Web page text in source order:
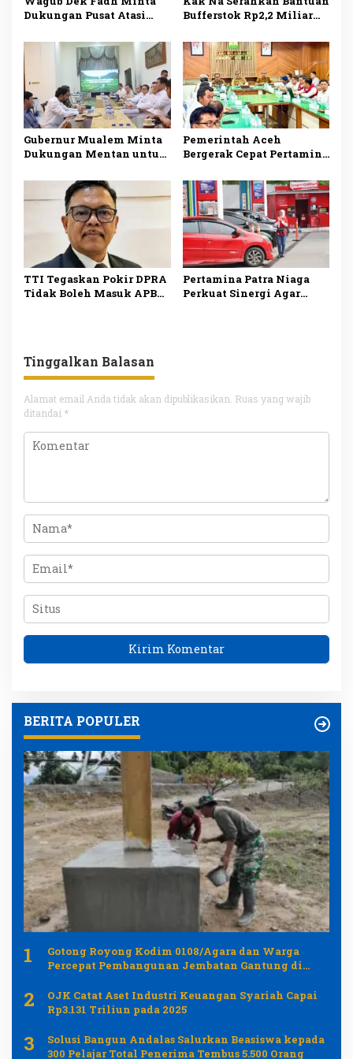
Dukungan Pusat Atasi
Semen di Aceh
Bufferstok Rp2,2 Miliar
Bencana di Simeulue
Gubernur Mualem Minta
Dukungan Mentan untuk
Sawah dan Kebun di Aceh
Pemerintah Aceh
Bergerak Cepat Pertamina
untuk Atasi Antrean
TTI Tegaskan Pokir DPRA
Tidak Boleh Masuk APBA
Pertamina Patra Niaga
Perkuat Sinergi Agar
Tinggalkan Balasan
Alamat email Anda tidak akan dipublikasikan. Ruas yang wajib
ditandai *
BERITA POPULER
1
Gotong Royong Kodim 0108/Agara dan Warga
Percepat Pembangunan Jembatan Gantung di
2
OJK Catat Aset Industri Keuangan Syariah Capai
Rp3.131 Triliun pada 2025
3
Solusi Bangun Andalas Salurkan Beasiswa kepada
300 Pelajar Total Penerima Tembus 5.500 Orang